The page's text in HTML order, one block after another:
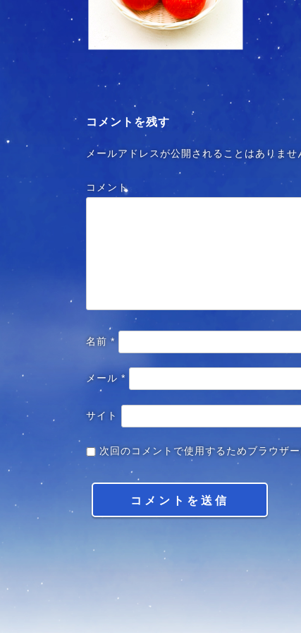
コメントを残す
メールアドレスが公開されることはありませ
コメント
名前 *
メール *
サイト
次回のコメントで使用するためブラウザ